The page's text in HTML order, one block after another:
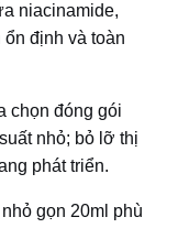
niacinamide,
ổn định và toàn
chọn đóng gói
nhỏ; bỏ lỡ thị
phát triển.
gọn 20ml phù